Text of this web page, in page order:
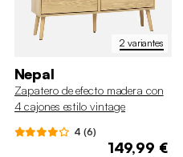
2 variantes
Nepal
Zapatero de efecto madera con
4 cajones estilo vintage
4 (6)
149,99 €